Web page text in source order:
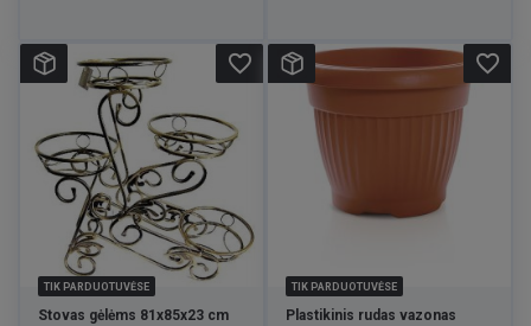
TIK PARDUOTUVĖSE
Stovas gėlėms 81x85x23 cm
favorite_border
TIK PARDUOTUVĖSE
Plastikinis rudas vazonas
favorite_border